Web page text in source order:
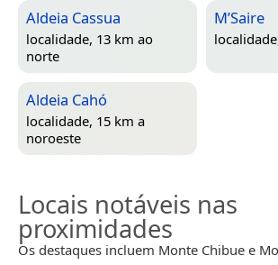
Aldeia Cassua
localidade, 13 km ao
norte
M’Saire
Aldeia Cahó
localidade, 15 km a
noroeste
Locais notáveis nas
proximidades
Os destaques incluem Monte Chibue e